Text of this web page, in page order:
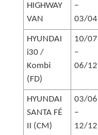
HIGHWAY
VAN
–
03/04
HYUNDAI
i30 /
Kombi
(FD)
10/07
–
06/12
HYUNDAI
SANTA FÉ
II (CM)
03/06
–
12/12